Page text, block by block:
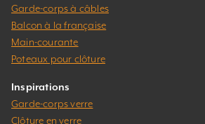
Garde-corps à câbles
Balcon à la française
Main-courante
Poteaux pour clôture
Inspirations
Garde-corps verre
Clôture en verre